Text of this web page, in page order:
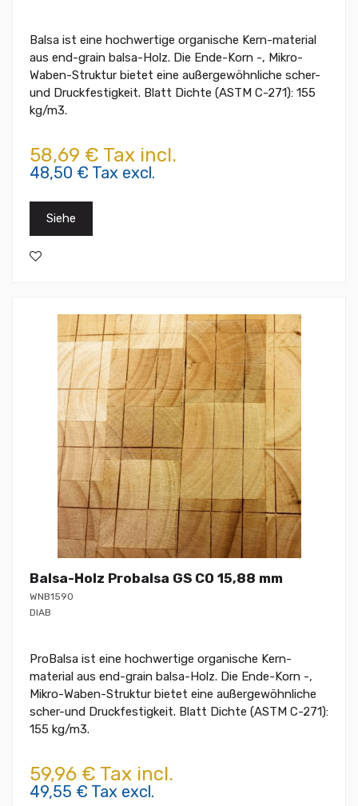
Balsa ist eine hochwertige organische Kern-material
aus end-grain balsa-Holz. Die Ende-Korn -, Mikro-
Waben-Struktur bietet eine außergewöhnliche scher-
und Druckfestigkeit. Blatt Dichte (ASTM C-271): 155
kg/m3.
58,69 € Tax incl.
48,50 € Tax excl.
Siehe
Balsa-Holz Probalsa GS CO 15,88 mm
WNB1590
DIAB
ProBalsa ist eine hochwertige organische Kern-
material aus end-grain balsa-Holz. Die Ende-Korn -,
Mikro-Waben-Struktur bietet eine außergewöhnliche
scher-und Druckfestigkeit. Blatt Dichte (ASTM C-271):
155 kg/m3.
59,96 € Tax incl.
49,55 € Tax excl.